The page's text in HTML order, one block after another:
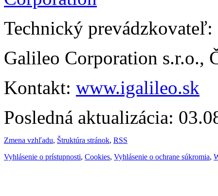
Technický prevádzkovateľ:
Galileo Corporation s.r.o.,
Kontakt: www.igalileo.sk
Posledná aktualizácia:
Zmena vzhľadu, Štruktúra stránok, RSS
Vyhlásenie o prístupnosti, Cookies, Vyhlásenie o ochrane súkromia,